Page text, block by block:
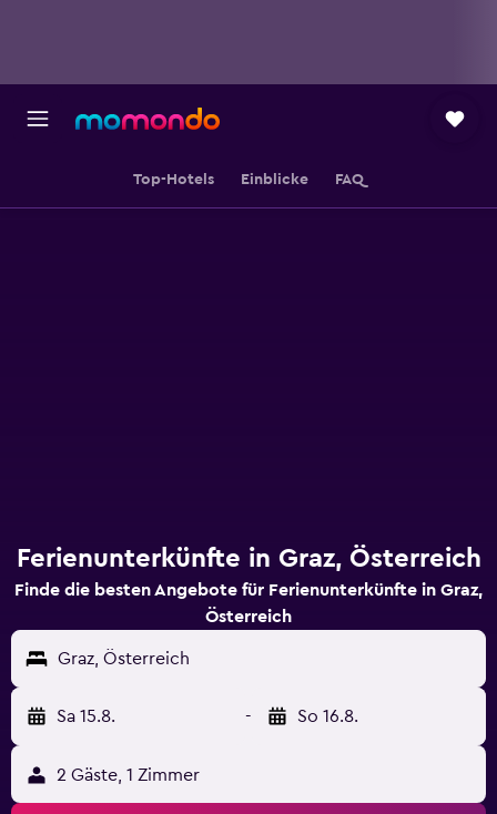
Top-Hotels Einblicke FAQ
Ferienunterkünfte in Graz, Österreich
Finde die besten Angebote für Ferienunterkünfte in Graz,
Österreich
Graz, Österreich
Sa 15.8. - So 16.8.
2 Gäste, 1 Zimmer